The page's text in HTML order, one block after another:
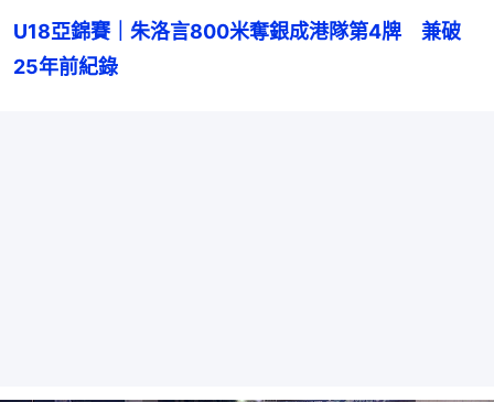
U18亞錦賽｜朱洛言800米奪銀成港隊第4牌　兼破
25年前紀錄